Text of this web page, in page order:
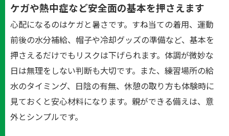
ケガや熱中症など安全面の基本を押さえます
心配になるのはケガと暑さです。すね当ての着用、運動
前後の水分補給、帽子や冷却グッズの準備など、基本を
押さえるだけでもリスクは下げられます。体調が微妙な
日は無理をしない判断も大切です。また、練習場所の給
水のタイミング、日陰の有無、休憩の取り方も体験時に
見ておくと安心材料になります。親ができる備えは、意
外とシンプルです。